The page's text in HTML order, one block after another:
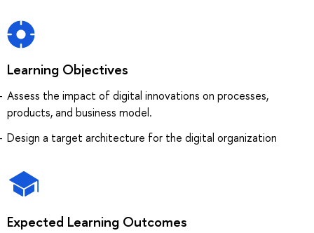
Learning Objectives
Assess the impact of digital innovations on processes,
products, and business model.
Design a target architecture for the digital organization
Expected Learning Outcomes